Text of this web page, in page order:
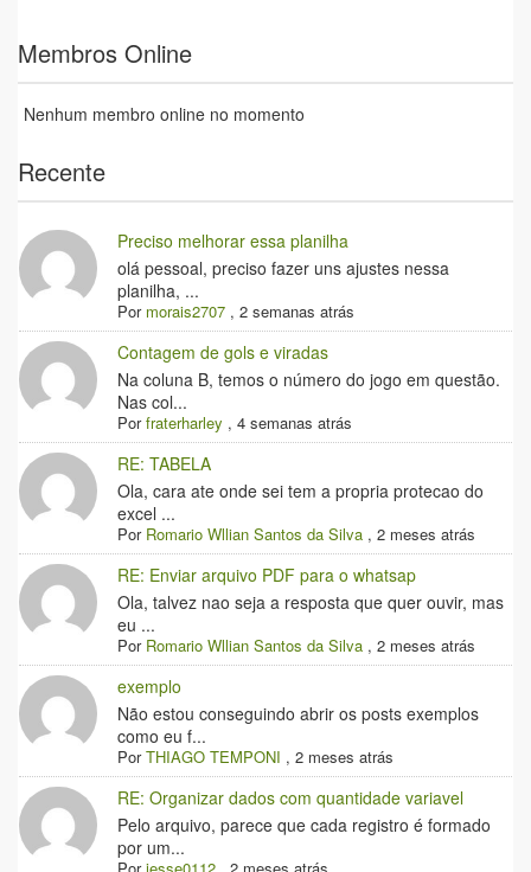
Membros Online
Nenhum membro online no momento
Recente
Preciso melhorar essa planilha
olá pessoal, preciso fazer uns ajustes nessa
planilha, ...
Por morais2707 ,2 semanas atrás
Contagem de gols e viradas
Na coluna B, temos o número do jogo em questão.
Nas col...
Porfraterharley ,4 semanas atrás
RE: TABELA
Ola, cara ate onde sei tem a propria protecao do
excel ...
Por Romario Wllian Santos da Silva ,2 meses atrás
RE: Enviar arquivo PDF para o whatsap
Ola, talvez nao seja a resposta que quer ouvir, mas
eu ...
Por Romario Wllian Santos da Silva ,2 meses atrás
exemplo
Não estou conseguindo abrir os posts exemplos
como eu f...
PorTHIAGO TEMPONI ,2 meses atrás
RE: Organizar dados com quantidade variavel
Pelo arquivo, parece que cada registro é formado
por um...
Porjesse0112 ,2 meses atrás